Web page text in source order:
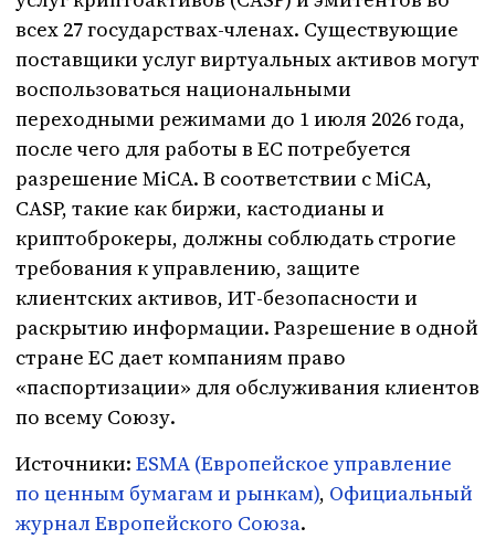
всех 27 государствах-членах. Существующие
поставщики услуг виртуальных активов могут
воспользоваться национальными
переходными режимами до 1 июля 2026 года,
после чего для работы в ЕС потребуется
разрешение MiCA. В соответствии с MiCA,
CASP, такие как биржи, кастодианы и
криптоброкеры, должны соблюдать строгие
требования к управлению, защите
клиентских активов, ИТ-безопасности и
раскрытию информации. Разрешение в одной
стране ЕС дает компаниям право
«паспортизации» для обслуживания клиентов
по всему Союзу.
Источники: ESMA (Европейское управление
по ценным бумагам и рынкам), Официальный
журнал Европейского Союза.